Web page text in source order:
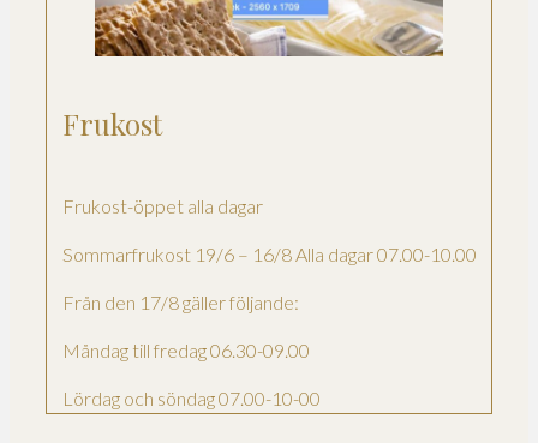
Frukost
Frukost-öppet alla dagar
Sommarfrukost 19/6 – 16/8 Alla dagar 07.00-10.00
Från den 17/8 gäller följande:
Måndag till fredag 06.30-09.00
Lördag och söndag 07.00-10-00